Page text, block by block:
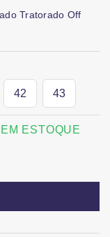
Tratorado Off
42 43
EM ESTOQUE